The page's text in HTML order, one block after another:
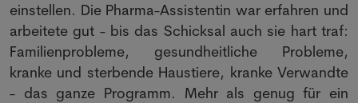
einstellen. Die Pharma-Assistentin war erfahren und
arbeitete gut - bis das Schicksal auch sie hart traf:
Familienprobleme, gesundheitliche Probleme,
kranke und sterbende Haustiere, kranke Verwandte
- das ganze Programm. Mehr als genug für ein